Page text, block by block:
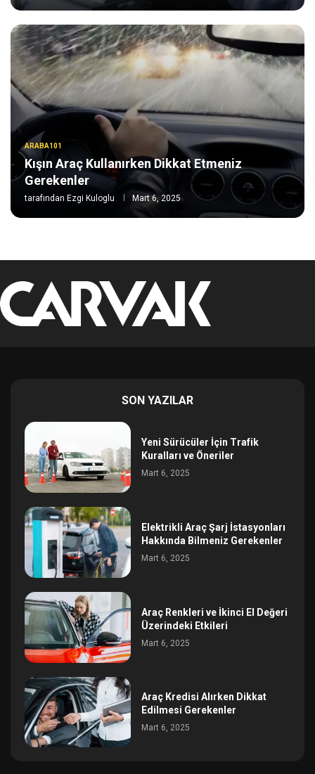
ARABA101
Kışın Araç Kullanırken Dikkat Etmeniz
Gerekenler
tarafından Ezgi Kuloglu Mart 6, 2025
SON YAZILAR
Yeni Sürücüler İçin Trafik
Kuralları ve Öneriler
Mart 6, 2025
Elektrikli Araç Şarj İstasyonları
Hakkında Bilmeniz Gerekenler
Mart 6, 2025
Araç Renkleri ve İkinci El Değeri
Üzerindeki Etkileri
Mart 6, 2025
Araç Kredisi Alırken Dikkat
Edilmesi Gerekenler
Mart 6, 2025